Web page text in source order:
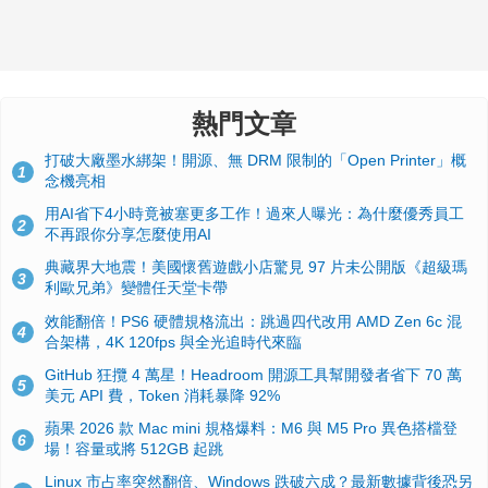
熱門文章
1
打破大廠墨水綁架！開源、無 DRM 限制的「Open Printer」概
念機亮相
2
用AI省下4小時竟被塞更多工作！過來人曝光：為什麼優秀員工
不再跟你分享怎麼使用AI
3
典藏界大地震！美國懷舊遊戲小店驚見 97 片未公開版《超級瑪
利歐兄弟》變體任天堂卡帶
4
效能翻倍！PS6 硬體規格流出：跳過四代改用 AMD Zen 6c 混
合架構，4K 120fps 與全光追時代來臨
5
GitHub 狂攬 4 萬星！Headroom 開源工具幫開發者省下 70 萬
美元 API 費，Token 消耗暴降 92%
6
蘋果 2026 款 Mac mini 規格爆料：M6 與 M5 Pro 異色搭檔登
場！容量或將 512GB 起跳
Linux 市占率突然翻倍、Windows 跌破六成？最新數據背後恐另